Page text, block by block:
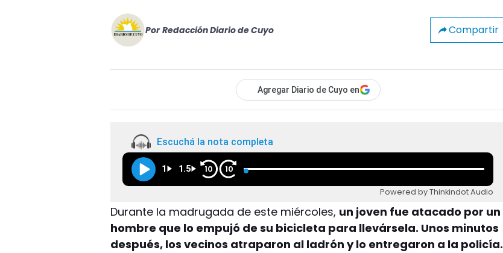
Por Redacción Diario de Cuyo Compartir
Agregar Diario de Cuyo en
Escuchá la nota completa
1 1.5 10 10
Powered by Thinkindot Audio
Durante la madrugada de este miércoles, un joven fue atacado por un
hombre que lo empujó de su bicicleta para llevársela. Unos minutos
después, los vecinos atraparon al ladrón y lo entregaron a la policía.